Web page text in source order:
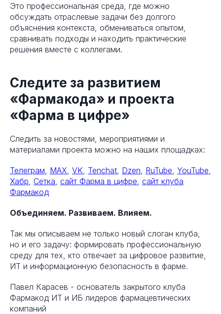
Это профессиональная среда, где можно
обсуждать отраслевые задачи без долгого
объяснения контекста, обмениваться опытом,
сравнивать подходы и находить практические
решения вместе с коллегами.
Следите за развитием
«Фармакода» и проекта
«Фарма в цифре»
Следить за новостями, мероприятиями и
материалами проекта можно на наших площадках:
Телеграм MAX VK Tenchat Dzen RuTube YouTube
Хабр Сетка сайт Фарма в цифре сайт клуба
Фармакод
Объединяем. Развиваем. Влияем.
Так мы описываем не только новый слоган клуба,
но и его задачу: формировать профессиональную
среду для тех, кто отвечает за цифровое развитие,
ИТ и информационную безопасность в фарме.
Павел Карасев - основатель закрытого клуба
Фармакод ИТ и ИБ лидеров фармацевтических
компаний